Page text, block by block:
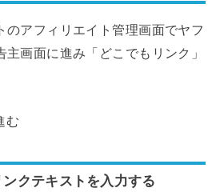
のアフィリエイト管理画面でヤフ
画面に進み「どこでもリンク」
クテキストを入力する